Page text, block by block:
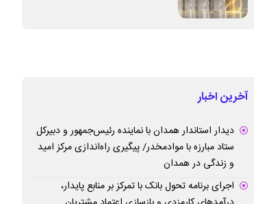
آخرین اخبار
دیدار استاندار همدان با نماینده رئیس‌جمهور و دبیرکل
ستاد مبارزه با موادمخدر/ پیگیری راه‌اندازی مرکز امید
و زندگی در همدان
اجرای برنامه تحول بانک با تمرکز بر منابع پایدار،